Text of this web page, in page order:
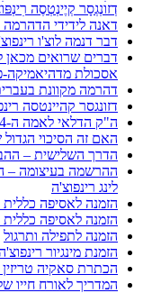
דְזוׄנְגְסָר קְיֶינְטְסֶה
דאנה לידידי
דבר דנמה לוצ'ו
דברים שרואים
אסכולת מדהיאמיקה-
דהרמה מקוונת
דזונגסר קהיינטסה
ה"ק הדלאי לאמה ה-14 בישראל 2017
האם זה הסיכוי
הדרך השלישית –
ההרשמה בעיצומה –
לינג רינפוצ'ה
הזמנה לאסיפה כללית 2020
הזמנה לאסיפה כללית 25/6/2024
הזמנה לתפילה ותרגול
הזמנת מינגיור
הכתרת סאקיה טריזין ה-42, כבוד רטנה ואג'רה
המדריך לאורח חייו